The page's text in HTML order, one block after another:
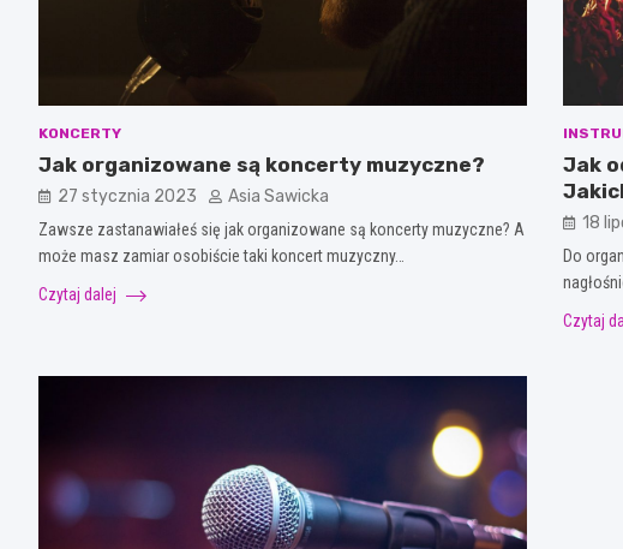
KONCERTY
Jak organizowane są koncerty muzyczne?
27 stycznia 2023 Asia Sawicka
Zawsze zastanawiałeś się jak organizowane są koncerty muzyczne? A
może masz zamiar osobiście taki koncert muzyczny…
Czytaj dalej
Jak
18
Do
Czytaj